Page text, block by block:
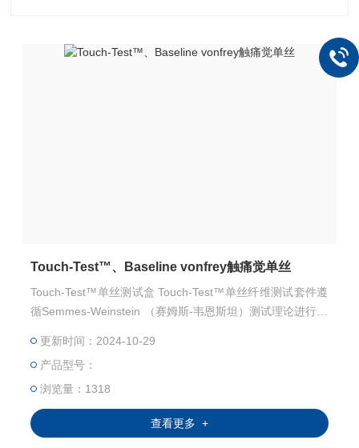
Touch-Test™、Baseline vonfrey触痛觉单丝
Touch-Test™单丝测试盒 Touch-Test™单丝纤维测试套件遵
循Semmes-Weinstein （赛姆斯-韦恩斯坦）测试理论进行设
觉。 Touch-Test™单丝感觉测试套装能精准测试和评估感觉
水平，每个Touch-Test™单丝测试笔被单独校准，力量值在
5%的标准偏差 范围内，以此可精确
更新时间：2024-10-29
产品型号：
浏览量：1318
查看更多 +